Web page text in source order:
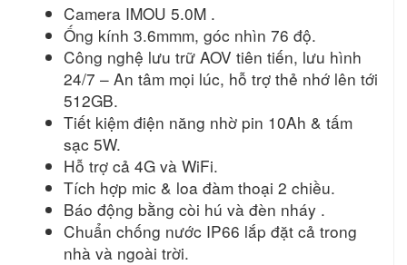
Camera IMOU 5.0M .
Ống kính 3.6mmm, góc nhìn 76 độ.
Công nghệ lưu trữ AOV tiên tiến, lưu hình
24/7 – An tâm mọi lúc, hỗ trợ thẻ nhớ lên tới
512GB.
Tiết kiệm điện năng nhờ pin 10Ah & tấm
sạc 5W.
Hỗ trợ cả 4G và WiFi.
Tích hợp mic & loa đàm thoại 2 chiều.
Báo động bằng còi hú và đèn nháy .
Chuẩn chống nước IP66 lắp đặt cả trong
nhà và ngoài trời.